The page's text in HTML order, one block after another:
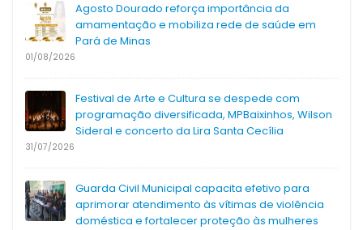
Agosto Dourado reforça importância da
amamentação e mobiliza rede de saúde em
Pará de Minas
01/08/2026
Festival de Arte e Cultura se despede com
programação diversificada, MPBaixinhos, Wilson
Sideral e concerto da Lira Santa Cecília
31/07/2026
Guarda Civil Municipal capacita efetivo para
aprimorar atendimento às vítimas de violência
doméstica e fortalecer proteção às mulheres